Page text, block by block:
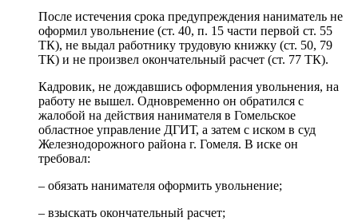
После истечения срока предупреждения наниматель не
оформил увольнение (ст. 40, п. 15 части первой ст. 55
ТК), не выдал работнику трудовую книжку (ст. 50, 79
ТК) и не произвел окончательный расчет (ст. 77 ТК).
Кадровик, не дождавшись оформления увольнения, на
работу не вышел. Одновременно он обратился с
жалобой на действия нанимателя в Гомельское
областное управление ДГИТ, а затем с иском в суд
Железнодорожного района г. Гомеля. В иске он
требовал:
– обязать нанимателя оформить увольнение;
– взыскать окончательный расчет;